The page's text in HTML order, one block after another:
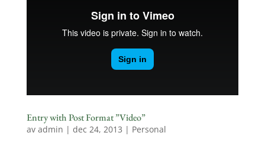
Entry with Post Format ”Video”
av admin | dec 24, 2013 | Personal